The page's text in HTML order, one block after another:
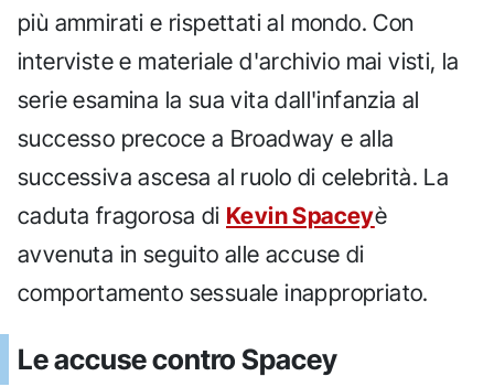
più ammirati e rispettati al mondo. Con
interviste e materiale d'archivio mai visti, la
serie esamina la sua vita dall'infanzia al
successo precoce a Broadway e alla
successiva ascesa al ruolo di celebrità. La
caduta fragorosa di Kevin Spaceyè
avvenuta in seguito alle accuse di
comportamento sessuale inappropriato.
Le accuse contro Spacey